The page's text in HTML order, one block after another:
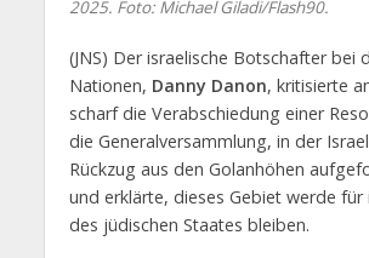
2025. Foto: Michael Giladi/Flash90.
(JNS) Der israelische Botschafter bei
Nationen, Danny Danon, kritisierte
scharf die Verabschiedung einer
die Generalversammlung, in der
Rückzug aus den Golanhöhen
und erklärte, dieses Gebiet werde für
des jüdischen Staates bleiben.